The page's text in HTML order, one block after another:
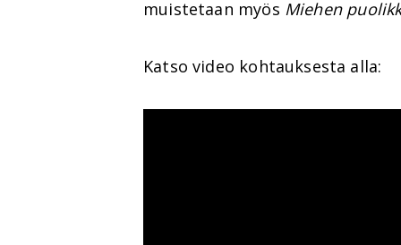
muistetaan myös Miehen
Katso video kohtauksesta alla: